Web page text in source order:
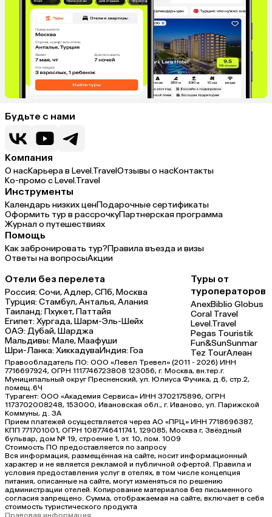
Будьте с нами
Компания
О насКарьера в Level.TravelОтзывы о насКонтакты
Ко-промо с Level.Travel
Инструменты
Календарь низких ценПодарочные сертификаты
Оформить тур в рассрочкуПартнерская программа
Журнал о путешествиях
Помощь
Как забронировать тур?Правила въезда и визы
Ответы на вопросыАкции
Отели без перелета
Россия:Сочи,Адлер,СПб,Москва
Турция:Стамбул,Анталья,Алания
Таиланд:Пхукет,Паттайя
Египет:Хургада,Шарм-Эль-Шейх
ОАЭ:Дубай,Шарджа
Мальдивы:Мале,Маафуши
Шри-Ланка:ХиккадуваИндия:Гоа
Туры от
туроператоров
AnexBiblio Globus
Coral Travel
Level.Travel
Pegas Touristik
Fun&SunSunmar
Tez TourАлеан
Правообладатель ПО: ООО «Левел Тревел» (2011 - 2026) ИНН
7716697924, ОГРН 1117746723808 123056, г. Москва, вн.тер.г.
Муниципальный округ Пресненский, ул. Юлиуса Фучика, д.6, стр.2,
помещ.6Ч
Турагент: ООО «Академия Сервиса» ИНН 3702175896, ОГРН
1173702008248, 153000, Ивановская обл., г. Иваново, ул. Парижской
Коммуны, д. ЗА
Прием платежей осуществляется через АО «ПРЦ» ИНН 7718696387,
КПП 771701001, ОГРН 1087746411741, 129085, Москва г, Звёздный
бульвар, дом № 19, строение 1, эт. 10, пом. 1009
Стоимость ПО предоставляется по запросу
Вся информация, размещённая на сайте, носит информационный
характер и не является рекламой и публичной офертой. Правила и
условия предоставления услуг в отелях, в том числе концепция
питания, описанные на сайте, могут изменяться по решению
администрации отелей. Копирование материалов без письменного
согласия запрещено. Сумма, отображаемая на сайте, включает в себя
стоимость туристического продукта
Правовая информация